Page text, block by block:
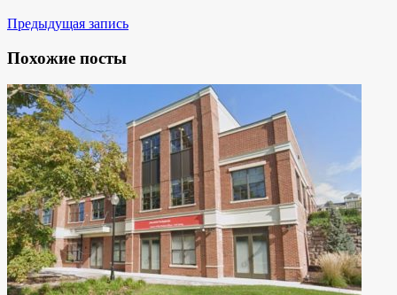
Предыдущая запись
Похожие посты